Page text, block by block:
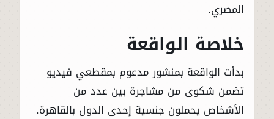
المصري.
خلاصة الواقعة
بدأت الواقعة بمنشور مدعوم بمقطعي فيديو
تضمن شكوى من مشاجرة بين عدد من
الأشخاص يحملون جنسية إحدى الدول بالقاهرة.